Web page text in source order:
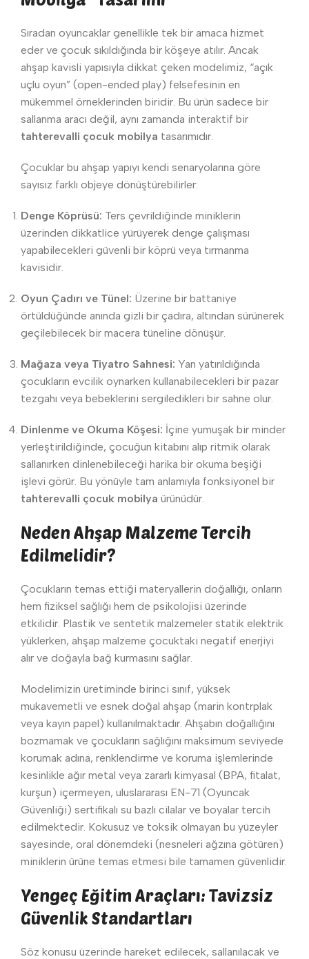
Sıradan oyuncaklar genellikle tek bir amaca hizmet
eder ve çocuk sıkıldığında bir köşeye atılır. Ancak
ahşap kavisli yapısıyla dikkat çeken modelimiz, “açık
uçlu oyun” (open-ended play) felsefesinin en
mükemmel örneklerinden biridir. Bu ürün sadece bir
sallanma aracı değil, aynı zamanda interaktif bir
tahterevalli çocuk mobilya tasarımıdır.
Çocuklar bu ahşap yapıyı kendi senaryolarına göre
sayısız farklı objeye dönüştürebilirler:
Denge Köprüsü: Ters çevrildiğinde miniklerin
üzerinden dikkatlice yürüyerek denge çalışması
yapabilecekleri güvenli bir köprü veya tırmanma
kavisidir.
Oyun Çadırı ve Tünel: Üzerine bir battaniye
örtüldüğünde anında gizli bir çadıra, altından sürünerek
geçilebilecek bir macera tüneline dönüşür.
Mağaza veya Tiyatro Sahnesi: Yan yatırıldığında
çocukların evcilik oynarken kullanabilecekleri bir pazar
tezgahı veya bebeklerini sergiledikleri bir sahne olur.
Dinlenme ve Okuma Köşesi: İçine yumuşak bir minder
yerleştirildiğinde, çocuğun kitabını alıp ritmik olarak
sallanırken dinlenebileceği harika bir okuma beşiği
işlevi görür. Bu yönüyle tam anlamıyla fonksiyonel bir
tahterevalli çocuk mobilya ürünüdür.
Neden Ahşap Malzeme Tercih
Edilmelidir?
Çocukların temas ettiği materyallerin doğallığı, onların
hem fiziksel sağlığı hem de psikolojisi üzerinde
etkilidir. Plastik ve sentetik malzemeler statik elektrik
yüklerken, ahşap malzeme çocuktaki negatif enerjiyi
alır ve doğayla bağ kurmasını sağlar.
Modelimizin üretiminde birinci sınıf, yüksek
mukavemetli ve esnek doğal ahşap (marin kontrplak
veya kayın papel) kullanılmaktadır. Ahşabın doğallığını
bozmamak ve çocukların sağlığını maksimum seviyede
korumak adına, renklendirme ve koruma işlemlerinde
kesinlikle ağır metal veya zararlı kimyasal (BPA, fitalat,
kurşun) içermeyen, uluslararası EN-71 (Oyuncak
Güvenliği) sertifikalı su bazlı cilalar ve boyalar tercih
edilmektedir. Kokusuz ve toksik olmayan bu yüzeyler
sayesinde, oral dönemdeki (nesneleri ağzına götüren)
miniklerin ürüne temas etmesi bile tamamen güvenlidir.
Yengeç Eğitim Araçları: Tavizsiz
Güvenlik Standartları
Söz konusu üzerinde hareket edilecek, sallanılacak ve